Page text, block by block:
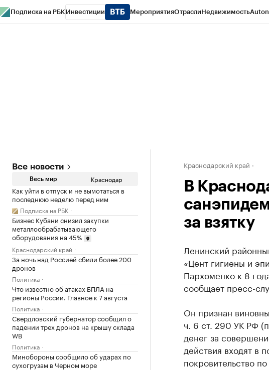
Подписка на РБК Инвестиции МероприятияОтраслиНедвижимость
Все новости
Весь мир Краснодар
Как уйти в отпуск и не вымотаться в
последнюю неделю перед ним
Подписка на РБК
Бизнес Кубани снизил закупки
металлообрабатывающего
оборудования на 45%
Краснодарский край
За ночь над Россией сбили более 200
дронов
Политика
Что известно об атаках БПЛА на
регионы России. Главное к 7 августа
Политика
Свердловский губернатор сообщил о
падении трех дронов на крышу склада
WB
Политика
Минобороны сообщило об ударах по
сухогрузам в Черном море
Краснодарский край
В
за взятку
Ленинский
«Цент гигиены и
Пархоменко к 8
сообщает пресс-
Он признан
ч. 6 ст. 290 УК РФ
денег за
действия входят в
покровительство